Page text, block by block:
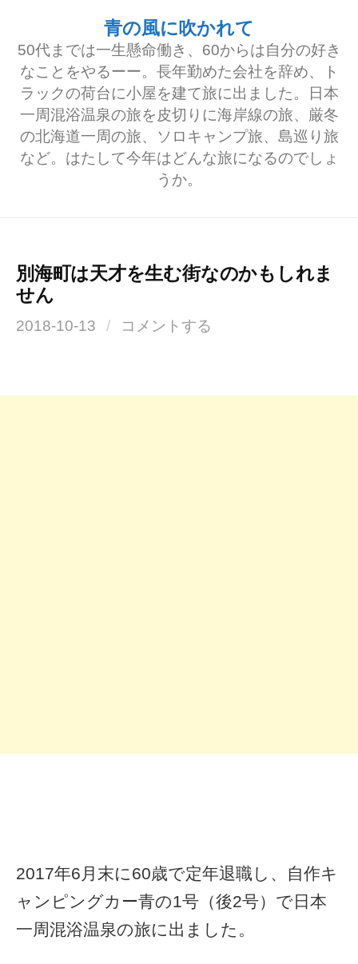
青の風に吹かれて
50代までは一生懸命働き、60からは自分の好き
なことをやるーー。長年勤めた会社を辞め、ト
ラックの荷台に小屋を建て旅に出ました。日本
一周混浴温泉の旅を皮切りに海岸線の旅、厳冬
の北海道一周の旅、ソロキャンプ旅、島巡り旅
など。はたして今年はどんな旅になるのでしょ
うか。
別海町は天才を生む街なのかもしれま
せん
2018-10-13 / コメントする
2017年6月末に60歳で定年退職し、自作キ
ャンピングカー青の1号（後2号）で日本
一周混浴温泉の旅に出ました。